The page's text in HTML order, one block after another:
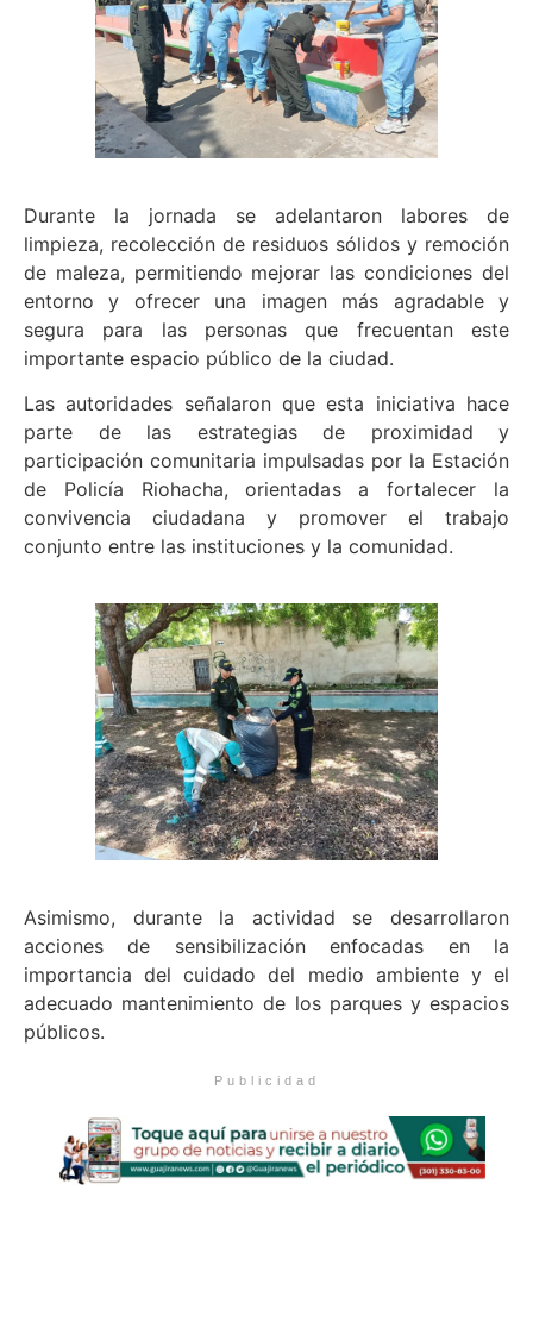
Durante la jornada se adelantaron labores de
limpieza, recolección de residuos sólidos y remoción
de maleza, permitiendo mejorar las condiciones del
entorno y ofrecer una imagen más agradable y
segura para las personas que frecuentan este
importante espacio público de la ciudad.
Las autoridades señalaron que esta iniciativa hace
parte de las estrategias de proximidad y
participación comunitaria impulsadas por la Estación
de Policía Riohacha, orientadas a fortalecer la
convivencia ciudadana y promover el trabajo
conjunto entre las instituciones y la comunidad.
Asimismo, durante la actividad se desarrollaron
acciones de sensibilización enfocadas en la
importancia del cuidado del medio ambiente y el
adecuado mantenimiento de los parques y espacios
públicos.
Publicidad